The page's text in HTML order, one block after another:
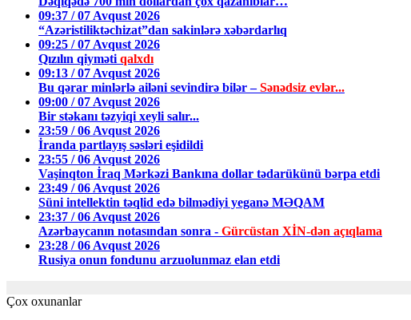
09:37 / 07 Avqust 2026
“Azəristiliktəchizat”dan sakinlərə xəbərdarlıq
09:25 / 07 Avqust 2026
Qızılın qiyməti qalxdı
09:13 / 07 Avqust 2026
Bu qərar minlərlə ailəni sevindirə bilər –Sənədsiz evlər...
09:00 / 07 Avqust 2026
Bir stəkanı təzyiqi xeyli salır...
23:59 / 06 Avqust 2026
İranda partlayış səsləri eşidildi
23:55 / 06 Avqust 2026
Vaşinqton İraq Mərkəzi Bankına dollar tədarükünü bərpa etdi
23:49 / 06 Avqust 2026
Süni intellektin təqlid edə bilmədiyi yeganə MƏQAM
23:37 / 06 Avqust 2026
Azərbaycanın notasından sonra - Gürcüstan XİN-dən açıqlama
23:28 / 06 Avqust 2026
Rusiya onun fondunu arzuolunmaz elan etdi
Çox oxunanlar